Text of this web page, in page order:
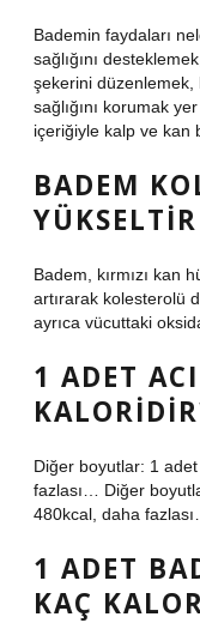
Bademin faydaları
sağlığını
şekerini
sağlığını korumak
içeriğiyle kalp ve kan
BADEM
Badem, kırmızı kan
artırarak kolesterolü
ayrıca vücuttaki
1 ADET
Diğer boyutlar: 1
fazlası… Diğer
480kcal, daha fazlası…
1 ADET
KAÇ